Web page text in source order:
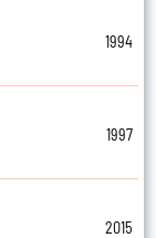
1994
1997
2015